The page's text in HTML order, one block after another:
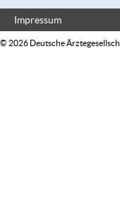
Impressum
© 2026 Deutsche